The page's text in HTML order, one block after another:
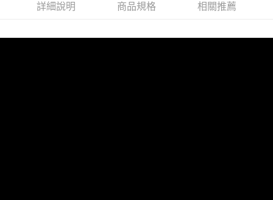
詳細說明 商品規格 相關推薦